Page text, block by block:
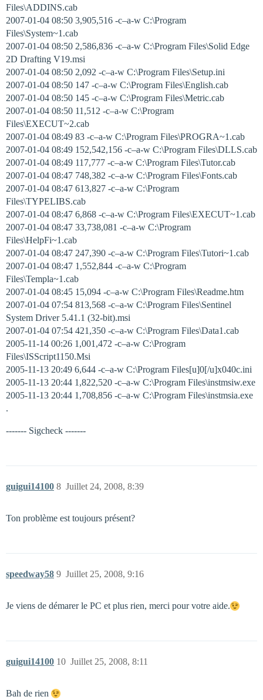
Files\ADDINS.cab
2007-01-04 08:50 3,905,516 -c–a-w C:\Program
Files\System~1.cab
2007-01-04 08:50 2,586,836 -c–a-w C:\Program Files\Solid Edge
2D Drafting V19.msi
2007-01-04 08:50 2,092 -c–a-w C:\Program Files\Setup.ini
2007-01-04 08:50 147 -c–a-w C:\Program Files\English.cab
2007-01-04 08:50 145 -c–a-w C:\Program Files\Metric.cab
2007-01-04 08:50 11,512 -c–a-w C:\Program
Files\EXECUT~2.cab
2007-01-04 08:49 83 -c–a-w C:\Program Files\PROGRA~1.cab
2007-01-04 08:49 152,542,156 -c–a-w C:\Program Files\DLLS.cab
2007-01-04 08:49 117,777 -c–a-w C:\Program Files\Tutor.cab
2007-01-04 08:47 748,382 -c–a-w C:\Program Files\Fonts.cab
2007-01-04 08:47 613,827 -c–a-w C:\Program
Files\TYPELIBS.cab
2007-01-04 08:47 6,868 -c–a-w C:\Program Files\EXECUT~1.cab
2007-01-04 08:47 33,738,081 -c–a-w C:\Program
Files\HelpFi~1.cab
2007-01-04 08:47 247,390 -c–a-w C:\Program Files\Tutori~1.cab
2007-01-04 08:47 1,552,844 -c–a-w C:\Program
Files\Templa~1.cab
2007-01-04 08:45 15,094 -c–a-w C:\Program Files\Readme.htm
2007-01-04 07:54 813,568 -c–a-w C:\Program Files\Sentinel
System Driver 5.41.1 (32-bit).msi
2007-01-04 07:54 421,350 -c–a-w C:\Program Files\Data1.cab
2005-11-14 00:26 1,001,472 -c–a-w C:\Program
Files\ISScript1150.Msi
2005-11-13 20:49 6,644 -c–a-w C:\Program Files[u]0[/u]x040c.ini
2005-11-13 20:44 1,822,520 -c–a-w C:\Program Files\instmsiw.exe
2005-11-13 20:44 1,708,856 -c–a-w C:\Program Files\instmsia.exe
.
------- Sigcheck -------
guigui14100 Juillet 24, 2008, 8:39
8
Ton problème est toujours présent?
speedway58 Juillet 25, 2008, 9:16
9
Je viens de démarer le PC et plus rien, merci pour votre aide.
guigui14100 Juillet 25, 2008, 8:11
10
Bah de rien